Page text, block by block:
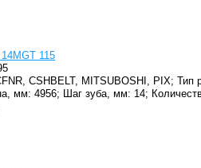
115
CSHBELT, MITSUBOSHI, PIX; Тип
мм: 4956; Шаг зуба, мм: 14;